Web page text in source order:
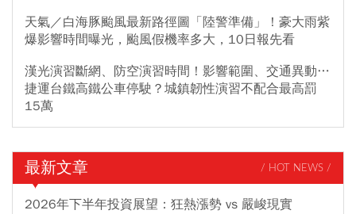
天氣／白海豚颱風最新路徑圖「陸警準備」！豪大雨紫
爆影響時間曝光，颱風假機率多大，10日報先看
漢光演習斷網、防空演習時間！影響範圍、交通異動…
捷運台鐵高鐵公車停駛？城鎮韌性演習不配合最高罰
15萬
最新文章 / HOT NEWS /
2026年下半年投資展望：狂熱漲勢 vs 嚴峻現實